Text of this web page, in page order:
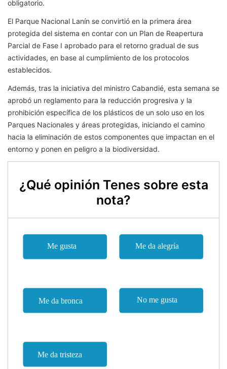
obligatorio.
El Parque Nacional Lanín se convirtió en la primera área
protegida del sistema en contar con un Plan de Reapertura
Parcial de Fase I aprobado para el retorno gradual de sus
actividades, en base al cumplimiento de los protocolos
establecidos.
Además, tras la iniciativa del ministro Cabandié, esta semana se
aprobó un reglamento para la reducción progresiva y la
prohibición específica de los plásticos de un solo uso en los
Parques Nacionales y áreas protegidas, iniciando el camino
hacia la eliminación de estos componentes que impactan en el
entorno y ponen en peligro a la biodiversidad.
¿Qué opinión Tenes sobre esta
nota?